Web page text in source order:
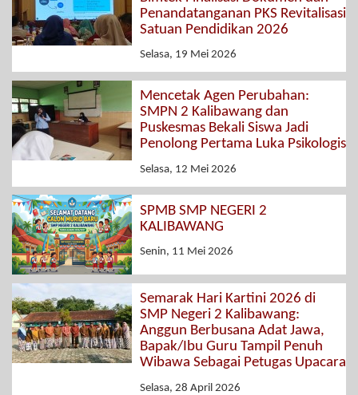
Penandatanganan PKS Revitalisasi
Satuan Pendidikan 2026
Selasa, 19 Mei 2026
Mencetak Agen Perubahan:
SMPN 2 Kalibawang dan
Puskesmas Bekali Siswa Jadi
Penolong Pertama Luka Psikologis
Selasa, 12 Mei 2026
SPMB SMP NEGERI 2
KALIBAWANG
Senin, 11 Mei 2026
Semarak Hari Kartini 2026 di
SMP Negeri 2 Kalibawang:
Anggun Berbusana Adat Jawa,
Bapak/Ibu Guru Tampil Penuh
Wibawa Sebagai Petugas Upacara
Selasa, 28 April 2026